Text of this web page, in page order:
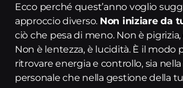
Ecco perché quest’anno voglio
approccio diverso. Non iniziare da
ciò che pesa di meno. Non è pigrizia,
Non è lentezza, è lucidità. È il modo
ritrovare energia e controllo, sia
personale che nella gestione della